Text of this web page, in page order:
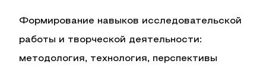
Формирование навыков исследовательской
работы и творческой деятельности:
методология, технология, перспективы